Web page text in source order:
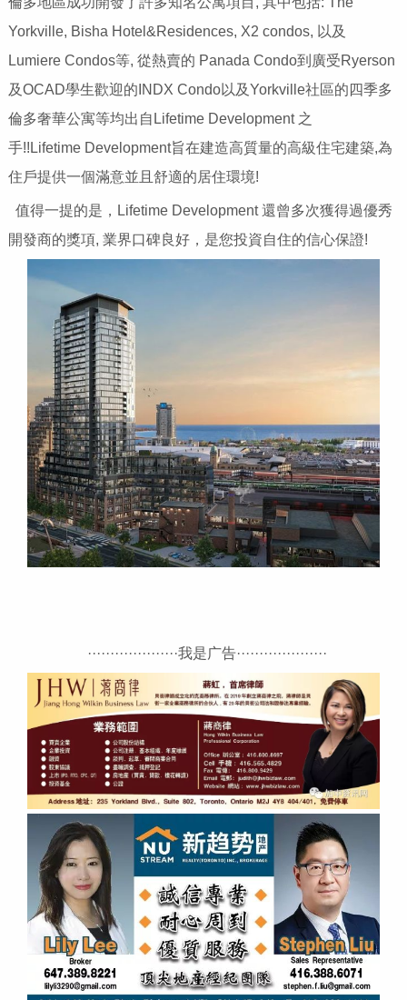
Yorkville, Bisha Hotel&Residences, X2 condos, 以及
Lumiere Condos等, 從熱賣的 Panada Condo到廣受Ryerson
及OCAD學生歡迎的INDX Condo以及Yorkville社區的四季多
倫多奢華公寓等均出自Lifetime Development 之
手!!Lifetime Development旨在建造高質量的高級住宅建築,為
住戶提供一個滿意並且舒適的居住環境!
值得一提的是，Lifetime Development 還曾多次獲得過優秀
開發商的獎項, 業界口碑良好，是您投資自住的信心保證!
····················我是广告····················